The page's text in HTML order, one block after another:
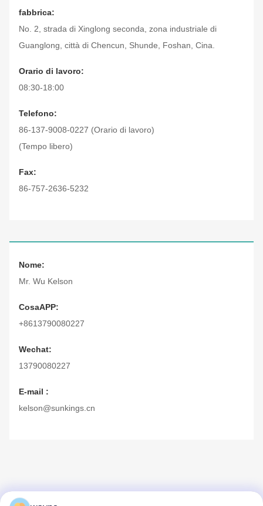
fabbrica:
No. 2, strada di Xinglong seconda, zona industriale di
Guanglong, città di Chencun, Shunde, Foshan, Cina.
Orario di lavoro:
08:30-18:00
Telefono:
86-137-9008-0227 (Orario di lavoro)
(Tempo libero)
Fax:
86-757-2636-5232
Nome:
Mr. Wu Kelson
CosaAPP:
+8613790080227
Wechat:
13790080227
E-mail :
kelson@sunkings.cn